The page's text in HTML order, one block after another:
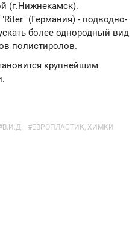
(г.Нижнекамск).
(Германия) - подводно-
более однородный вид
полистиролов.
крупнейшим
В.И.Д. #ЕВРОПЛАСТИК, ХИМКИ